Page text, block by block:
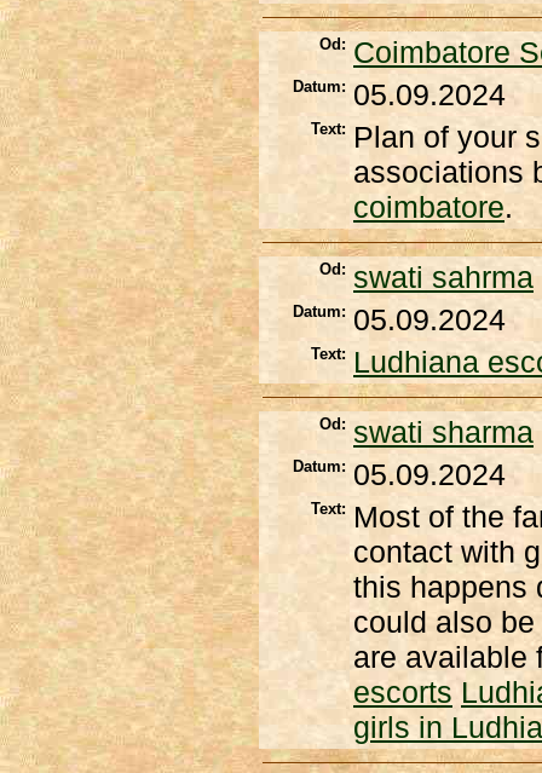
Od: Coimbatore
Datum: 05.09.2024
Text: Plan of your
associations
coimbatore.
Od: swati sahrma
Datum: 05.09.2024
Text: Ludhiana
Od: swati sharma
Datum: 05.09.2024
Text: Most of the
contact with
this happens
could also
are available
escorts
girls in